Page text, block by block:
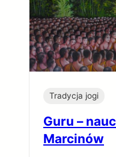
Tradycja jogi
Guru –
Marcinów